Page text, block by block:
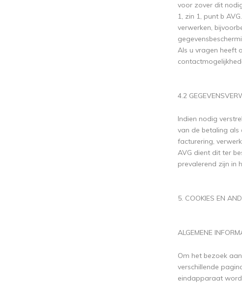
voor zover dit
1, zin 1, punt b
verwerken,
Als u vragen heeft
4.2
Indien nodig
van de betaling als
facturering,
AVG dient dit ter
prevalerend zijn in
5. COOKIES EN
ALGEMENE
Om het bezoek
verschillende
eindapparaat